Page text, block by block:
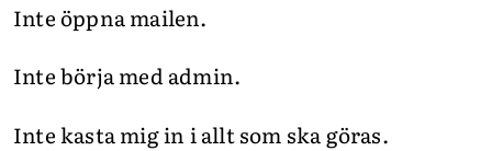
Inte öppna mailen.
Inte börja med admin.
Inte kasta mig in i allt som ska göras.